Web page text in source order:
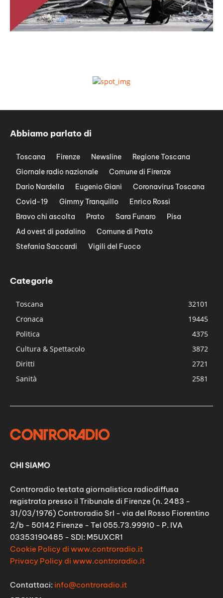
Abbiamo parlato di
Toscana Firenze Newsline
Regione Toscana
Giornale radio nazionale
Comune di Firenze
Dario Nardella
Eugenio Giani
Coronavirus Toscana
Covid-19
Gimmy Tranquillo
Enrico Rossi
Bravo chi ascolta
Prato Sara Funaro
Pisa
Ad ovest di padalino
Comune di Prato
Stefania Saccardi
Vigili del Fuoco
Categorie
Toscana
32101
Cronaca
19445
Politica
4375
Cultura & Spettacolo
3872
Diritti
2721
Sanità
2581
CHI SIAMO
Controradio testata giornalistica radiodiffusa
registrata presso il Tribunale di Firenze (n. 2483 -
31/03/1976) Controradio Srl - via del Rosso Fiorentino
2/b - 50142 Firenze - Tel 055.73.99910 - P. IVA
03353190485 - SDI: M5UXCR1
Cookie Policy di www.controradio.it
Privacy Policy di www.controradio.it
Contattaci: info@controradio.it